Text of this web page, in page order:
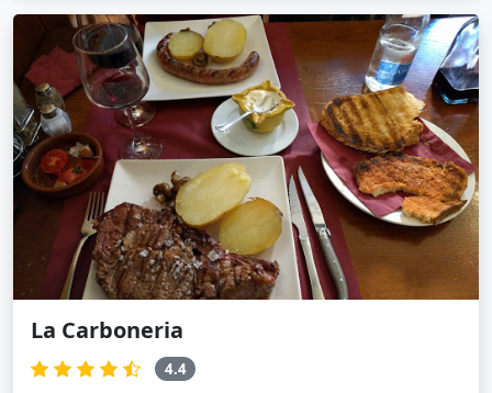
La Carboneria
4.4